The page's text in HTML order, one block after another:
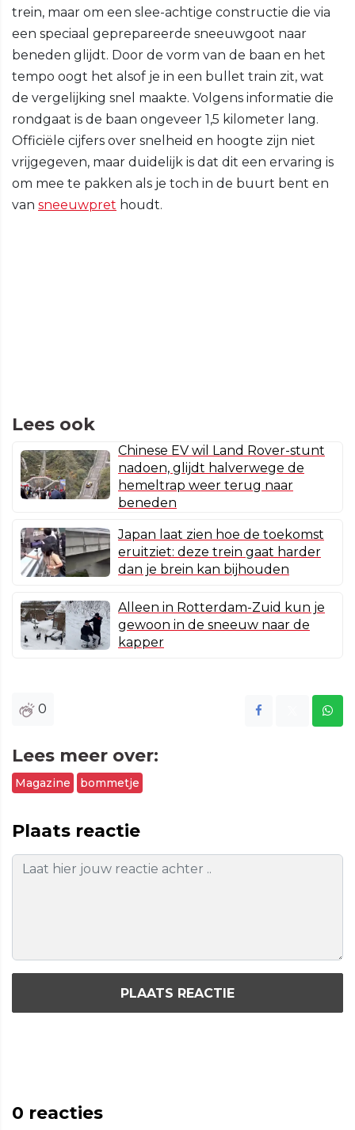
trein, maar om een slee-achtige constructie die via
een speciaal geprepareerde sneeuwgoot naar
beneden glijdt. Door de vorm van de baan en het
tempo oogt het alsof je in een bullet train zit, wat
de vergelijking snel maakte. Volgens informatie die
rondgaat is de baan ongeveer 1,5 kilometer lang.
Officiële cijfers over snelheid en hoogte zijn niet
vrijgegeven, maar duidelijk is dat dit een ervaring is
om mee te pakken als je toch in de buurt bent en
van sneeuwpret houdt.
Lees ook
Chinese EV wil Land Rover-stunt
nadoen, glijdt halverwege de
hemeltrap weer terug naar
beneden
Japan laat zien hoe de toekomst
eruitziet: deze trein gaat harder
dan je brein kan bijhouden
Alleen in Rotterdam-Zuid kun je
gewoon in de sneeuw naar de
kapper
0
Lees meer over:
Magazine bommetje
Plaats reactie
PLAATS REACTIE
0 reacties